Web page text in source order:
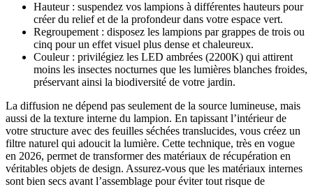
Hauteur : suspendez vos lampions à différentes hauteurs pour
créer du relief et de la profondeur dans votre espace vert.
Regroupement : disposez les lampions par grappes de trois ou
cinq pour un effet visuel plus dense et chaleureux.
Couleur : privilégiez les LED ambrées (2200K) qui attirent
moins les insectes nocturnes que les lumières blanches froides,
préservant ainsi la biodiversité de votre jardin.
La diffusion ne dépend pas seulement de la source lumineuse, mais
aussi de la texture interne du lampion. En tapissant l’intérieur de
votre structure avec des feuilles séchées translucides, vous créez un
filtre naturel qui adoucit la lumière. Cette technique, très en vogue
en 2026, permet de transformer des matériaux de récupération en
véritables objets de design. Assurez-vous que les matériaux internes
sont bien secs avant l’assemblage pour éviter tout risque de